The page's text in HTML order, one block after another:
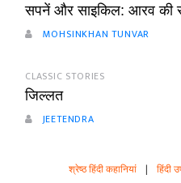
सपनें और साइकिल: आरव की
MOHSINKHAN TUNVAR
CLASSIC STORIES
जिल्लत
JEETENDRA
श्रेष्ठ हिंदी कहानियां | हिंदी